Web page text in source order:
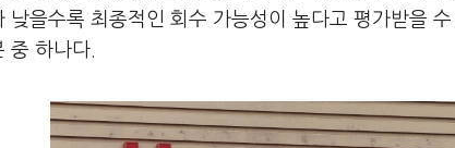
낮을수록 최종적인 회수 가능성이 높다고 평가받을
중 하나다.